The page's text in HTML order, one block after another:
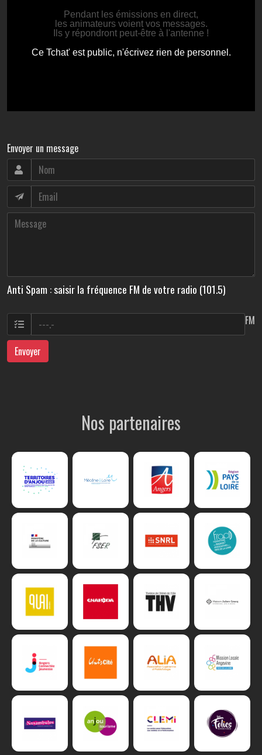
Envoyer un message
Anti Spam : saisir la fréquence FM de votre radio (101.5)
FM
Envoyer
Nos partenaires